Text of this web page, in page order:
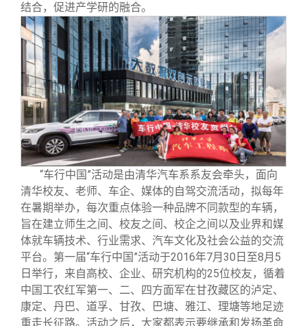
结合，促进产学研的融合。
“车行中国”活动是由清华汽车系系友会牵头，面向
清华校友、老师、车企、媒体的自驾交流活动，拟每年
在暑期举办，每次重点体验一种品牌不同款型的车辆，
旨在建立师生之间、校友之间、校企之间以及业界和媒
体就车辆技术、行业需求、汽车文化及社会公益的交流
平台。第一届“车行中国”活动于2016年7月30日至8月5
日举行，来自高校、企业、研究机构的25位校友，循着
中国工农红军第一、二、四方面军在甘孜藏区的泸定、
康定、丹巴、道孚、甘孜、巴塘、雅江、理塘等地足迹
重走长征路。活动之后，大家都表示要继承和发扬革命